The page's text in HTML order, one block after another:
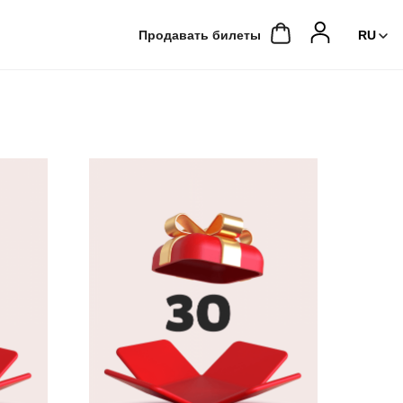
Продавать билеты